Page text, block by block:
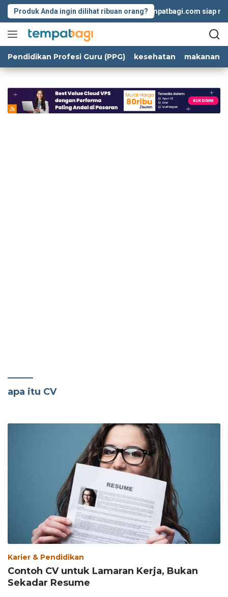
Langsung
Produk Anda ingin dilihat ribuan orang?Tempatbagi.com siap
Pendidikan Profesi Guru (PPG) kesehatan makanan
apa itu CV
Karier & Pendidikan
Contoh CV untuk Lamaran Kerja, Bukan
Sekadar Resume